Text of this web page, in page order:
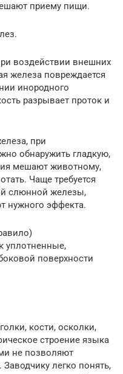
приему пищи.
воздействии внешних
железа повреждается
инородного
разрывает проток и
при
обнаружить гладкую,
мешают животному,
Чаще требуется
слюнной железы,
нужного эффекта.
уплотненные,
поверхности
кости, осколки,
строение языка
не позволяют
легко понять,